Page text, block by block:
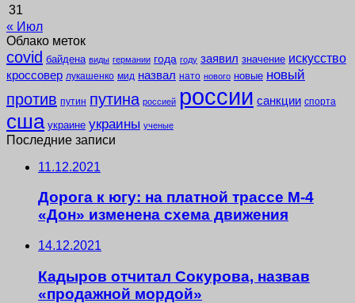
31
« Июл
Облако меток
covid байдена виды германии года году заявил значение искусство
кроссовер лукашенко мид назвал нато нового новые новый
против путин путина россией россии санкции спорта
сша украине украины ученые
Последние записи
11.12.2021
Дорога к югу: на платной трассе М-4
«Дон» изменена схема движения
14.12.2021
Кадыров отчитал Сокурова, назвав
«продажной мордой»